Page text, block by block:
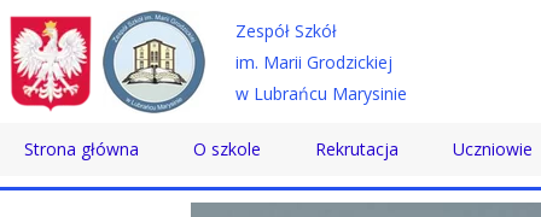
Strona główna O szkole
Historia
Rekrutacja
Technikum
Uczniowie
Samorząd
Zespół Szkół
im. Marii Grodzickiej
w Lubrańcu Marysinie